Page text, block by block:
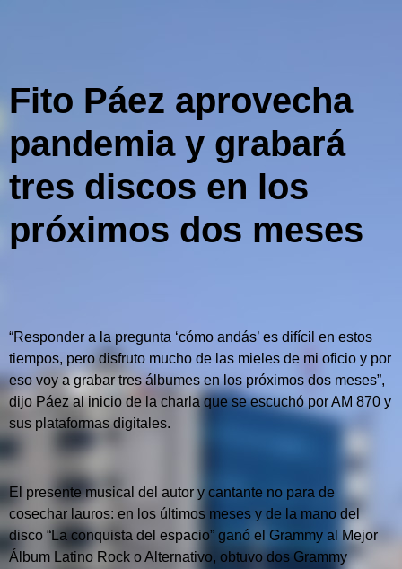
Fito Páez aprovecha
pandemia y grabará
tres discos en los
próximos dos meses
“Responder a la pregunta ‘cómo andás’ es difícil en estos
tiempos, pero disfruto mucho de las mieles de mi oficio y por
eso voy a grabar tres álbumes en los próximos dos meses”,
dijo Páez al inicio de la charla que se escuchó por AM 870 y
sus plataformas digitales.
El presente musical del autor y cantante no para de
cosechar lauros: en los últimos meses y de la mano del
disco “La conquista del espacio” ganó el Grammy al Mejor
Álbum Latino Rock o Alternativo, obtuvo dos Grammy